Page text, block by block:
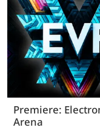
Premiere:
Arena